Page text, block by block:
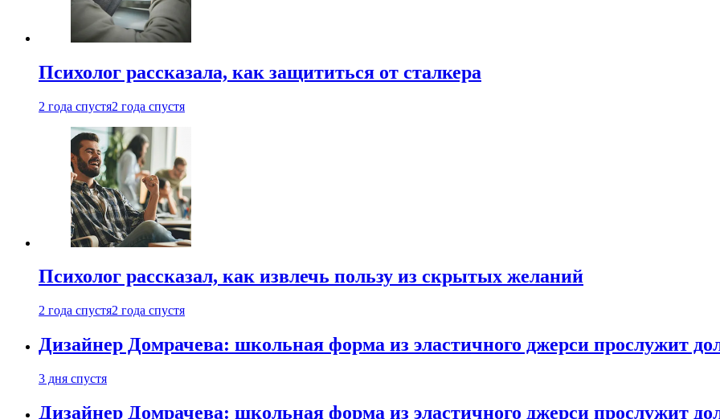
Психолог рассказала, как защититься от сталкера
2 года спустя2 года спустя
Психолог рассказал, как извлечь пользу из скрытых желаний
2 года спустя2 года спустя
Дизайнер Домрачева: школьная форма из эластичного джерси прослужит
3 дня спустя
Дизайнер Домрачева: школьная форма из эластичного джерси прослужит